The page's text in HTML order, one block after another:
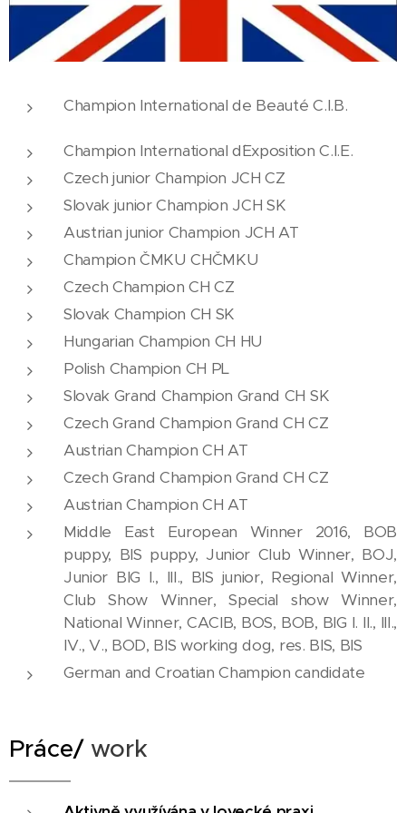
Champion International de Beauté C.I.B.
Champion International d´Exposition C.I.E.
Czech junior Champion JCH CZ
Slovak junior Champion JCH SK
Austrian junior Champion JCH AT
Champion ČMKU CHČMKU
Czech Champion CH CZ
Slovak Champion CH SK
Hungarian Champion CH HU
Polish Champion CH PL
Slovak Grand Champion Grand CH SK
Czech Grand Champion Grand CH CZ
Austrian Champion CH AT
Czech Grand Champion Grand CH CZ
Austrian Champion CH AT
Middle East European Winner 2016, BOB
puppy, BIS puppy, Junior Club Winner, BOJ,
Junior BIG I., III., BIS junior, Regional Winner,
Club Show Winner, Special show Winner,
National Winner, CACIB, BOS, BOB, BIG I. II., III.,
IV., V., BOD, BIS working dog, res. BIS, BIS
German and Croatian Champion candidate
Práce/ work